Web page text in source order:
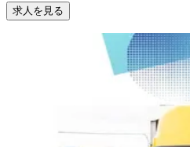
求人を見る